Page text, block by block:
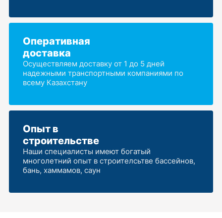
Оперативная
доставка
Осуществляем доставку от 1 до 5 дней
надежными транспортными компаниями по
всему Казахстану
Опыт в
строительстве
Наши специалисты имеют богатый
многолетний опыт в строителсьтве бассейнов,
бань, хаммамов, саун